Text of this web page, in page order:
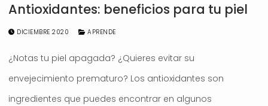
Antioxidantes: beneficios para tu piel
DICIEMBRE 2020 APRENDE
¿Notas tu piel apagada? ¿Quieres evitar su
envejecimiento prematuro? Los antioxidantes son
ingredientes que puedes encontrar en algunos